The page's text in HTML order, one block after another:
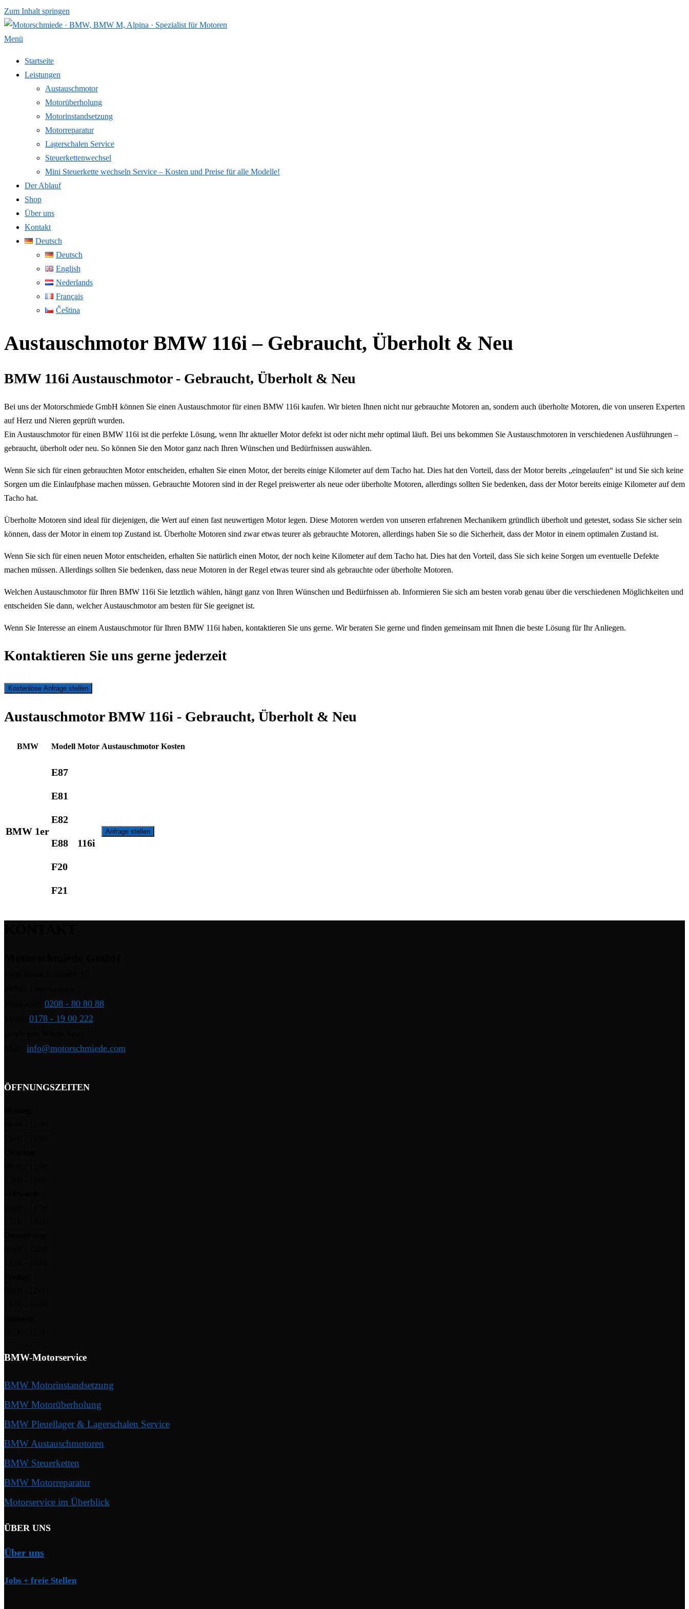
Zum Inhalt springen
Menü
Startseite
Leistungen
Austauschmotor
Motorüberholung
Motorinstandsetzung
Motorreparatur
Lagerschalen Service
Steuerkettenwechsel
Mini Steuer­kette wechseln Service – Kosten und Preise für alle Modelle!
Der Ablauf
Shop
Über uns
Kontakt
Deutsch
Deutsch
English
Nederlands
Français
Čeština
Austauschmotor BMW 116i – Gebraucht, Überholt & Neu
BMW 116i Austauschmotor - Gebraucht, Überholt & Neu
Bei uns der Motorschmiede GmbH können Sie einen Austauschmotor für einen BMW 116i kaufen. Wir bieten Ihnen nicht nur gebrauchte Motoren an, sondern auch überholte Motoren, die von unseren Experten
auf Herz und Nieren geprüft wurden.
Ein Austauschmotor für einen BMW 116i ist die perfekte Lösung, wenn Ihr aktueller Motor defekt ist oder nicht mehr optimal läuft. Bei uns bekommen Sie Austauschmotoren in verschiedenen Ausführungen –
gebraucht, überholt oder neu. So können Sie den Motor ganz nach Ihren Wünschen und Bedürfnissen auswählen.
Wenn Sie sich für einen gebrauchten Motor entscheiden, erhalten Sie einen Motor, der bereits einige Kilometer auf dem Tacho hat. Dies hat den Vorteil, dass der Motor bereits „eingelaufen“ ist und Sie sich keine
Sorgen um die Einlaufphase machen müssen. Gebrauchte Motoren sind in der Regel preiswerter als neue oder überholte Motoren, allerdings sollten Sie bedenken, dass der Motor bereits einige Kilometer auf dem
Tacho hat.
Überholte Motoren sind ideal für diejenigen, die Wert auf einen fast neuwertigen Motor legen. Diese Motoren werden von unseren erfahrenen Mechanikern gründlich überholt und getestet, sodass Sie sicher sein
können, dass der Motor in einem top Zustand ist. Überholte Motoren sind zwar etwas teurer als gebrauchte Motoren, allerdings haben Sie so die Sicherheit, dass der Motor in einem optimalen Zustand ist.
Wenn Sie sich für einen neuen Motor entscheiden, erhalten Sie natürlich einen Motor, der noch keine Kilometer auf dem Tacho hat. Dies hat den Vorteil, dass Sie sich keine Sorgen um eventuelle Defekte
machen müssen. Allerdings sollten Sie bedenken, dass neue Motoren in der Regel etwas teurer sind als gebrauchte oder überholte Motoren.
Welchen Austauschmotor für Ihren BMW 116i Sie letztlich wählen, hängt ganz von Ihren Wünschen und Bedürfnissen ab. Informieren Sie sich am besten vorab genau über die verschiedenen Möglichkeiten und
entscheiden Sie dann, welcher Austauschmotor am besten für Sie geeignet ist.
Wenn Sie Interesse an einem Austauschmotor für Ihren BMW 116i haben, kontaktieren Sie uns gerne. Wir beraten Sie gerne und finden gemeinsam mit Ihnen die beste Lösung für Ihr Anliegen.
Kontaktieren Sie uns gerne jederzeit
Kostenlose Anfrage stellen
Austauschmotor BMW 116i - Gebraucht, Überholt & Neu
BMW Modell Motor Austauschmotor Kosten
BMW 1er
E87
E81
E82
E88
F20
F21
116i
Anfrage stellen
0208 - 80 80 88
0178 - 19 00 222
info@motorschmiede.com
ÖFFNUNGSZEITEN
BMW-Motorservice
BMW Motorinstandsetzung
BMW Motorüberholung
BMW Pleuellager & Lagerschalen Service
BMW Austauschmotoren
BMW Steuerketten
BMW Motorreparatur
Motorservice im Überblick
ÜBER UNS
Über uns
Jobs + freie Stellen